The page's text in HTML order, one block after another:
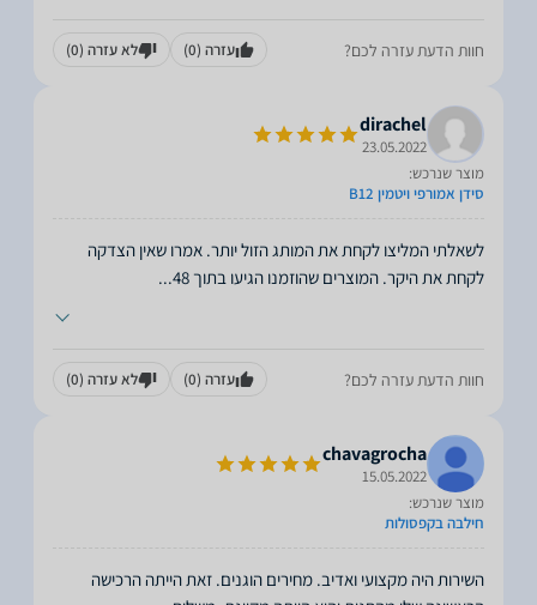
חוות הדעת עזרה לכם? עזרה (0) לא עזרה (0)
dirachel
23.05.2022
מוצר שנרכש:
סידן אמורפי ויטמין B12
לשאלתי המליצו לקחת את המותג הזול יותר. אמרו שאין הצדקה
לקחת את היקר. המוצרים שהוזמנו הגיעו בתוך 48
...
חוות הדעת עזרה לכם? עזרה (0) לא עזרה (0)
chavagrocha
15.05.2022
מוצר שנרכש:
חילבה בקפסולות
השירות היה מקצועי ואדיב. מחירים הוגנים. זאת הייתה הרכישה